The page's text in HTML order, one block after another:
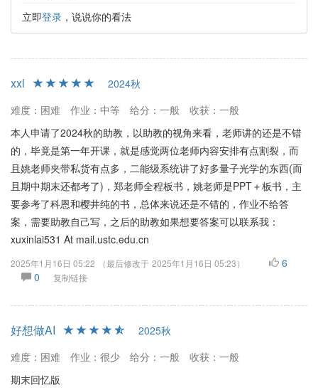
立即登录 ，说说你的看法
xxl
2024秋
难度：困难
作业：中等 给分：一般
收获：一般
本人申请了2024秋的助教，以助教的视角来看，老师讲的还是不错
的，毕竟是第一年开课，就是感觉两位老师内容安排有点割裂，而
且姚老师夹带私货有点多，二能级系统讲了好多量子光学的东西(而
且期中期末还都考了)，郑老师全程板书，姚老师是PPT＋板书，主
要参考了科恩和樱井纯的书，总体来说还是不错的，作业不给答
案，需要助教自己写，之后的助教如果想要答案可以联系我：
xuxinlai531 At mail.ustc.edu.cn
2025年1月16日 05:22 （最后修改于 2025年1月16日 05:23）
6
0
复制链接
好想做AI
2025秋
难度：困难
作业：很少 给分：一般
收获：一般
期末回忆版